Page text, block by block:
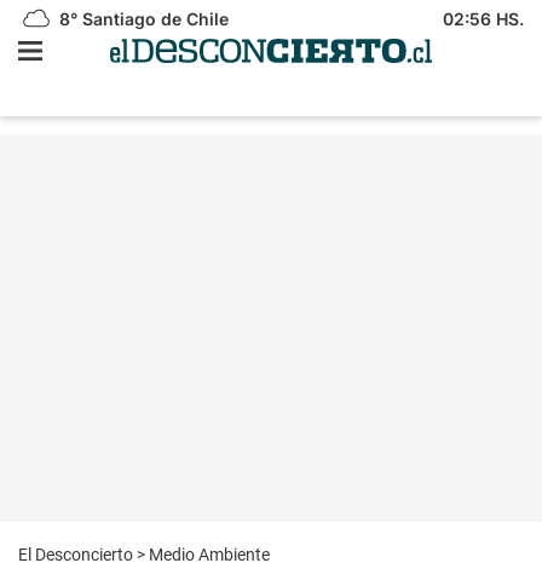
8° Santiago de Chile 02:56 HS.
El Desconcierto > Medio Ambiente